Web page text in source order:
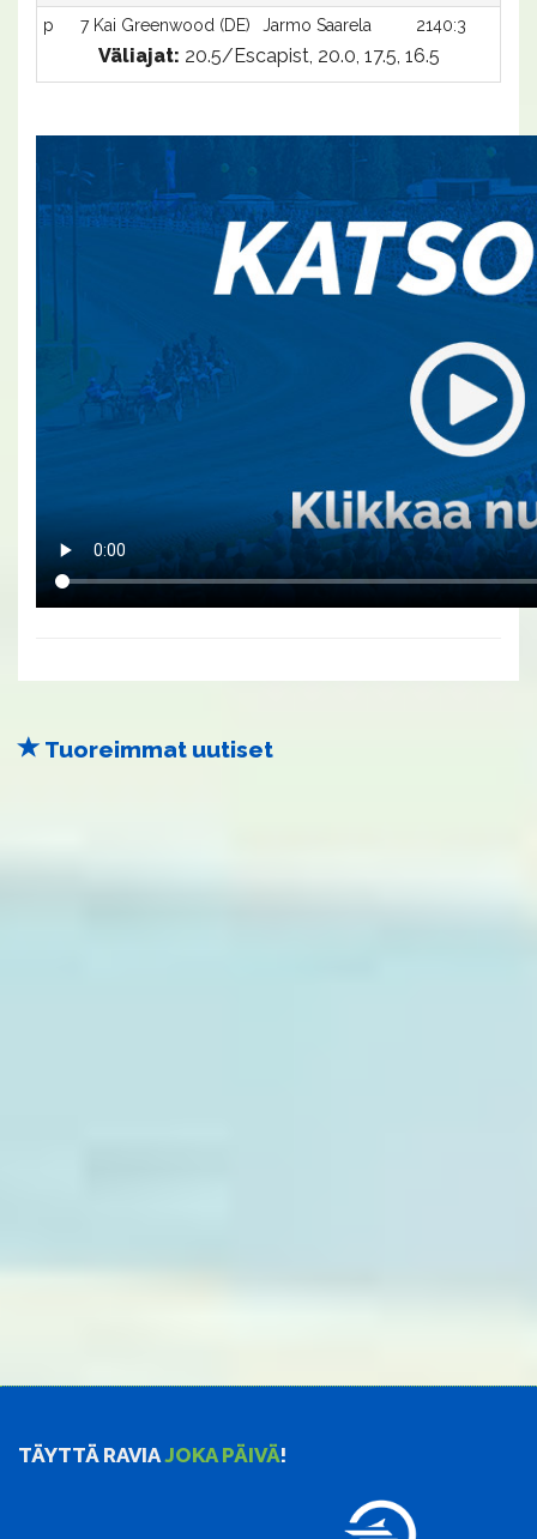
p
7 Kai Greenwood (DE) Jarmo Saarela 2140:3
Väliajat: 20.5/Escapist, 20.0, 17.5, 16.5
Tuoreimmat uutiset
TÄYTTÄ RAVIAJOKA PÄIVÄ!